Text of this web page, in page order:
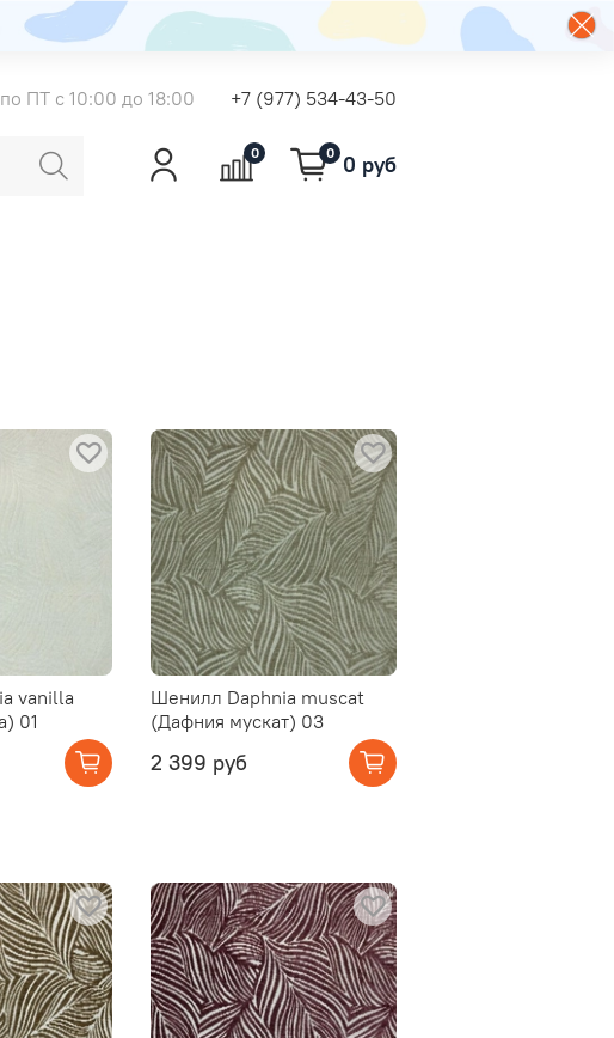
ПТ с 10:00 до 18:00 +7 (977) 534-43-50
0 0 0 руб
vanilla
01
Шенилл Daphnia muscat
(Дафния мускат) 03
2 399 руб